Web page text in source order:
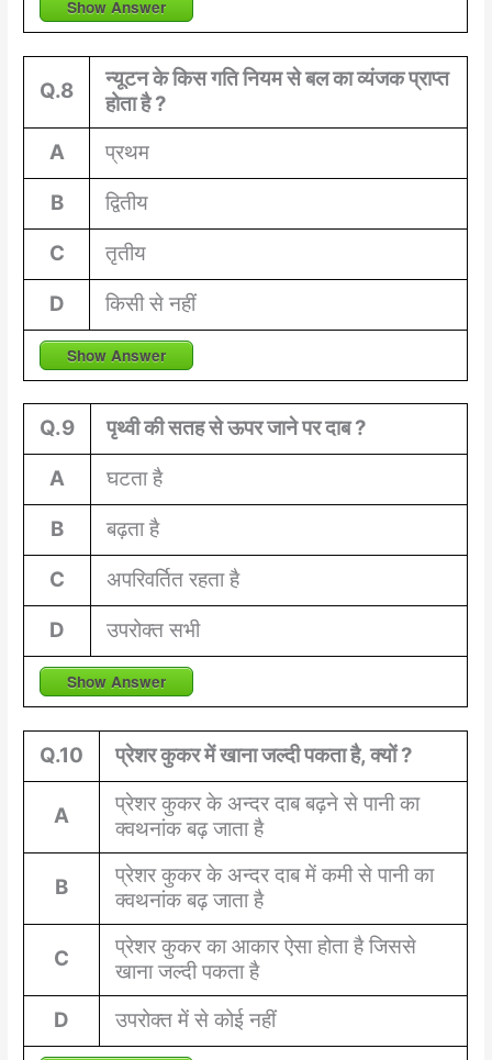
Show Answer
Q.8
न्यूटन के किस गति नियम से बल का व्यंजक प्राप्त
होता है ?
A
प्रथम
B
द्वितीय
C
तृतीय
D
किसी से नहीं
Show Answer
Q.9
पृथ्वी की सतह से ऊपर जाने पर दाब ?
A
घटता है
B
बढ़ता है
C
अपरिवर्तित रहता है
D
उपरोक्त सभी
Show Answer
Q.10 प्रेशर कुकर में खाना जल्दी पकता है, क्यों ?
A
प्रेशर कुकर के अन्दर दाब बढ़ने से पानी का
क्वथनांक बढ़ जाता है
B
प्रेशर कुकर के अन्दर दाब में कमी से पानी का
क्वथनांक बढ़ जाता है
C
प्रेशर कुकर का आकार ऐसा होता है जिससे
खाना जल्दी पकता है
D
उपरोक्त में से कोई नहीं